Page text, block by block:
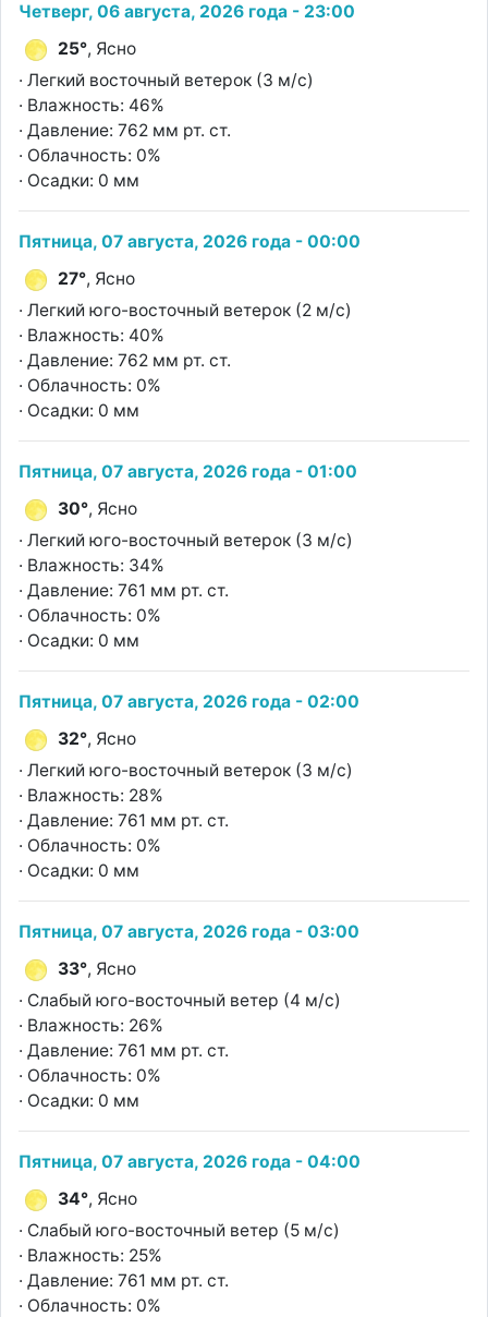
Четверг, 06 августа, 2026 года - 23:00
25°, Ясно
· Легкий восточный ветерок (3 м/с)
· Влажность: 46%
· Давление: 762 мм рт. ст.
· Облачность: 0%
· Осадки: 0 мм
Пятница, 07 августа, 2026 года - 00:00
27°, Ясно
· Легкий юго-восточный ветерок (2 м/с)
· Влажность: 40%
· Давление: 762 мм рт. ст.
· Облачность: 0%
· Осадки: 0 мм
Пятница, 07 августа, 2026 года - 01:00
30°, Ясно
· Легкий юго-восточный ветерок (3 м/с)
· Влажность: 34%
· Давление: 761 мм рт. ст.
· Облачность: 0%
· Осадки: 0 мм
Пятница, 07 августа, 2026 года - 02:00
32°, Ясно
· Легкий юго-восточный ветерок (3 м/с)
· Влажность: 28%
· Давление: 761 мм рт. ст.
· Облачность: 0%
· Осадки: 0 мм
Пятница, 07 августа, 2026 года - 03:00
33°, Ясно
· Слабый юго-восточный ветер (4 м/с)
· Влажность: 26%
· Давление: 761 мм рт. ст.
· Облачность: 0%
· Осадки: 0 мм
Пятница, 07 августа, 2026 года - 04:00
34°, Ясно
· Слабый юго-восточный ветер (5 м/с)
· Влажность: 25%
· Давление: 761 мм рт. ст.
· Облачность: 0%